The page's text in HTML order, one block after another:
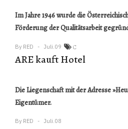
Im Jahre 1946 wurde die
Förderung der Qualitätsarbeit
By RED Juli.09 C
ARE kauft Hotel
Die Liegenschaft mit der Adresse
Eigentümer.
By RED Juli.08